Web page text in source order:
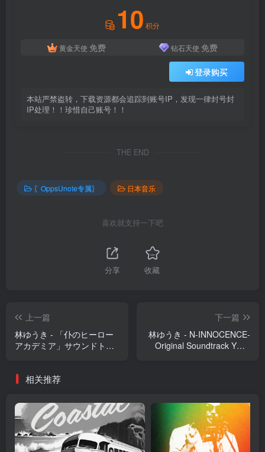
10 积分
黄金天使 免费 钻石天使 免费
登录购买
本站严禁盗转，下载资源都会追踪到账号IP，发现一律封号封
IP处理！！珍惜自己账号！！
THE END
〖OppsUnote专属〗 日本音乐
喜欢就支持一下吧
分享 收藏
上一篇
林ゆうき - 「仆のヒーロー
アカデミア」サウンドトラ
【16bit／44.1kHz】日本区
下一篇
林ゆうき - N-INNOCENCE-
Original Soundtrack YUKI
相关推荐